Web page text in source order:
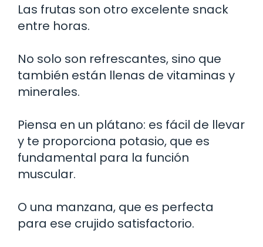
Las frutas son otro excelente snack
entre horas.
No solo son refrescantes, sino que
también están llenas de vitaminas y
minerales.
Piensa en un plátano: es fácil de llevar
y te proporciona potasio, que es
fundamental para la función
muscular.
O una manzana, que es perfecta
para ese crujido satisfactorio.